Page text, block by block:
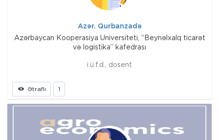
Azər. Qurbanzadə
Azərbaycan Kooperasiya Universiteti, “Beynəlxalq ticarət
və logistika” kafedrası
i.ü.f.d., dosent
Ətraflı 1